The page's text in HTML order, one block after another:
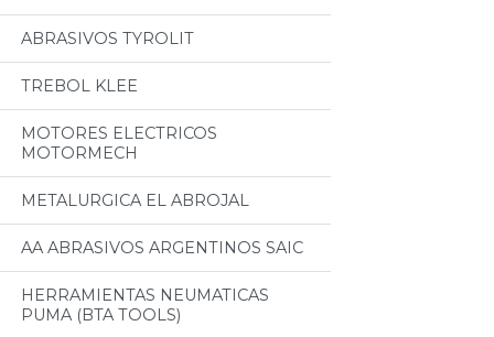
ABRASIVOS TYROLIT
TREBOL KLEE
MOTORES ELECTRICOS
MOTORMECH
METALURGICA EL ABROJAL
AA ABRASIVOS ARGENTINOS SAIC
HERRAMIENTAS NEUMATICAS
PUMA (BTA TOOLS)